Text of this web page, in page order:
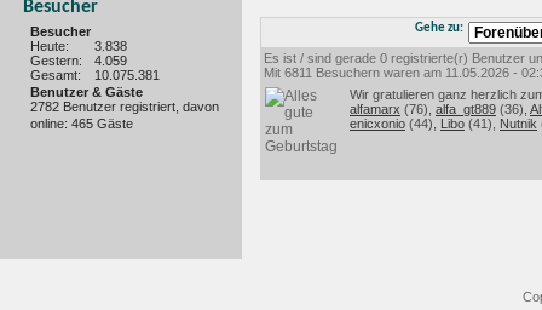
Besucher
Besucher
Heute:
3.838
Gestern:
4.059
Gesamt:
10.075.381
Benutzer & Gäste
2782 Benutzer registriert, davon
online: 465 Gäste
Gehe zu:
Es ist / sind gerade 0 registrierte(r) Benutzer
Mit 6811 Besuchern waren am 11.05.2026 -
Wir gratulieren ganz herzlich
alfamarx (76), alfa_gt889 (36),
enicxonio (44), Libo (41), Nutnik